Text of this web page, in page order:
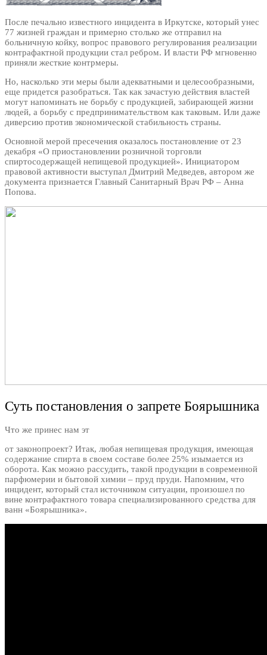
После печально известного инцидента в Иркутске, который унес
77 жизней граждан и примерно столько же отправил на
больничную койку, вопрос правового регулирования реализации
контрафактной продукции стал ребром. И власти РФ мгновенно
приняли жесткие контрмеры.
Но, насколько эти меры были адекватными и целесообразными,
еще придется разобраться. Так как зачастую действия властей
могут напоминать не борьбу с продукцией, забирающей жизни
людей, а борьбу с предпринимательством как таковым. Или даже
диверсию против экономической стабильность страны.
Основной мерой пресечения оказалось постановление от 23
декабря «О приостановлении розничной торговли
спиртосодержащей непищевой продукцией». Инициатором
правовой активности выступал Дмитрий Медведев, автором же
документа признается Главный Санитарный Врач РФ – Анна
Попова.
Суть постановления о запрете Боярышника
Что же принес нам эт
от законопроект? Итак, любая непищевая продукция, имеющая
содержание спирта в своем составе более 25% изымается из
оборота. Как можно рассудить, такой продукции в современной
парфюмерии и бытовой химии – пруд пруди. Напомним, что
инцидент, который стал источником ситуации, произошел по
вине контрафактного товара специализированного средства для
ванн «Боярышника».